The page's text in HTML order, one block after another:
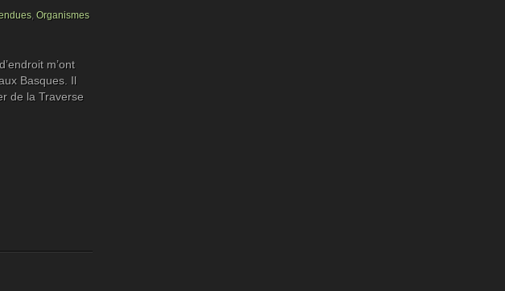
, Organismes
m’ont
Basques. Il
de la Traverse